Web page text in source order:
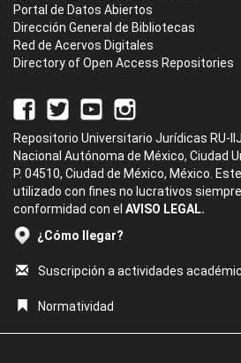
Portal de Datos Abiertos
Dirección General de Bibliotecas
Red de Acervos Digitales
Directory of Open Access Repositories
Repositorio Universitario Jurídicas RU-
Nacional Autónoma de México, Ciudad
P. 04510, Ciudad de México, México.
utilizado con fines no lucrativos
conformidad con el AVISO LEGAL.
¿Cómo llegar?
Suscripción a actividades
Normatividad